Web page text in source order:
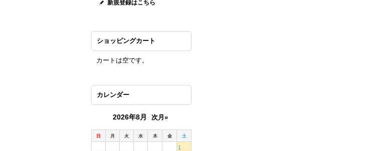
新規登録はこちら
ショッピングカート
カートは空です。
カレンダー
2026年8月 次月»
日 月 火 水 木 金 土
1